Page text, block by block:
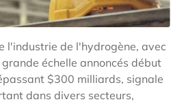
l'industrie de l'hydrogène, avec
échelle annoncés début
$300 milliards, signale
dans divers secteurs,